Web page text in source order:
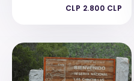
CLP 2.800 CLP